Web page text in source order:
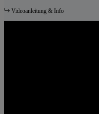
Videoanleitung & Info